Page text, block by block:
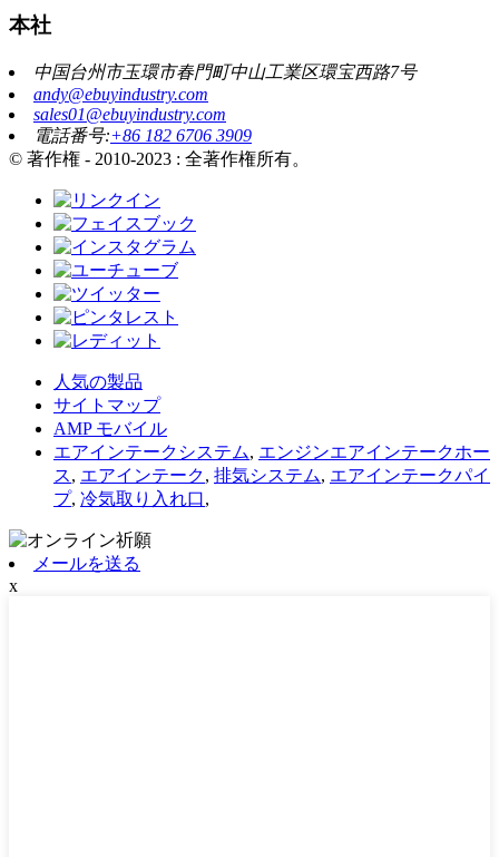
本社
中国台州市玉環市春門町中山工業区環宝西路7号
andy@ebuyindustry.com
sales01@ebuyindustry.com
電話番号:+86 182 6706 3909
© 著作権 - 2010-2023 : 全著作権所有。
人気の製品
サイトマップ
AMP モバイル
エアインテークシステム, エンジンエアインテークホー
ス, エアインテーク, 排気システム, エアインテークパイ
プ, 冷気取り入れ口,
メールを送る
x